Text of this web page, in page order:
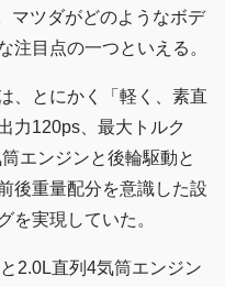
マツダがどのようなボデ
注目点の一つといえる。
、とにかく「軽く、素直
力120ps、最大トルク
エンジンと後輪駆動と
後重量配分を意識した設
を実現していた。
2.0L直列4気筒エンジン